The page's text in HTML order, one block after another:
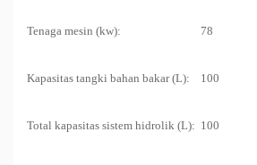
Tenaga mesin (kw): 78
Kapasitas tangki bahan bakar (L): 100
Total kapasitas sistem hidrolik (L): 100